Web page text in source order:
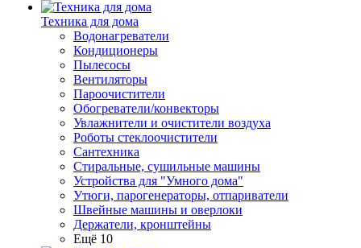
Техника для дома
Водонагреватели
Кондиционеры
Пылесосы
Вентиляторы
Пароочистители
Обогреватели/конвекторы
Увлажнители и очистители воздуха
Роботы стеклоочистители
Сантехника
Стиральные, сушильные машины
Устройства для "Умного дома"
Утюги, парогенераторы, отпариватели
Швейные машины и оверлоки
Держатели, кронштейны
Ещё 10